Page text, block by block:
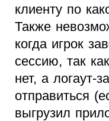
клиенту по
Также
когда игрок
сессию, так
нет, а логаут-
отправиться
выгрузил